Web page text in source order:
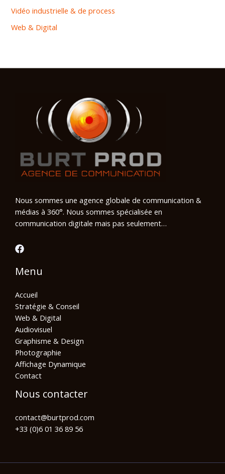
Vidéo industrielle & de process
Web & Digital
Nous sommes une agence globale de communication &
médias à 360°. Nous sommes spécialisée en
communication digitale mais pas seulement…
Menu
Accueil
Stratégie & Conseil
Web & Digital
Audiovisuel
Graphisme & Design
Photographie
Affichage Dynamique
Contact
Nous contacter
contact@burtprod.com
+33 (0)6 01 36 89 56